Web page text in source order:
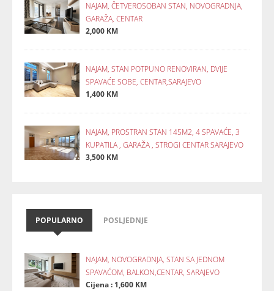
NAJAM, ČETVEROSOBAN STAN, NOVOGRADNJA,
GARAŽA, CENTAR
2,000 KM
NAJAM, STAN POTPUNO RENOVIRAN, DVIJE
SPAVAĆE SOBE, CENTAR,SARAJEVO
1,400 KM
NAJAM, PROSTRAN STAN 145M2, 4 SPAVAĆE, 3
KUPATILA , GARAŽA , STROGI CENTAR SARAJEVO
3,500 KM
POPULARNO POSLJEDNJE
NAJAM, NOVOGRADNJA, STAN SA JEDNOM
SPAVAĆOM, BALKON,CENTAR, SARAJEVO
Cijena : 1,600 KM